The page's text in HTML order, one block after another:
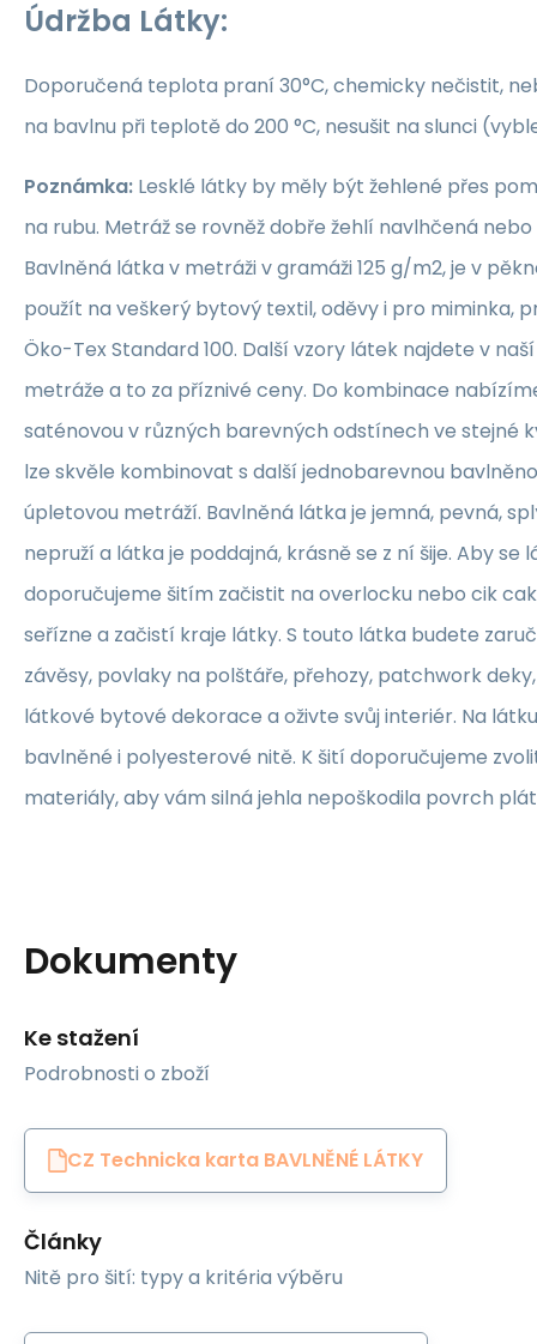
Údržba Látky:
Doporučená teplota praní 30°C, chemicky nečistit,
na bavlnu při teplotě do 200 °C, nesušit na slunci
Poznámka: Lesklé látky by měly být žehlené přes
na rubu. Metráž se rovněž dobře žehlí navlhčená
Bavlněná látka v metráži v gramáži 125 g/m2, je v
použít na veškerý bytový textil, oděvy i pro miminka,
Öko-Tex Standard 100. Další vzory látek najdete v
metráže a to za příznivé ceny. Do kombinace
saténovou v různých barevných odstínech ve stejné
lze skvěle kombinovat s další jednobarevnou
úpletovou metráží. Bavlněná látka je jemná, pevná,
nepruží a látka je poddajná, krásně se z ní šije. Aby se
doporučujeme šitím začistit na overlocku nebo cik
seřízne a začistí kraje látky. S touto látka budete
závěsy, povlaky na polštáře, přehozy, patchwork
látkové bytové dekorace a oživte svůj interiér. Na
bavlněné i polyesterové nitě. K šití doporučujeme
materiály, aby vám silná jehla nepoškodila povrch
Dokumenty
Ke stažení
Podrobnosti o zboží
CZ Technicka karta BAVLNĚNÉ LÁTKY
Články
Nitě pro šití: typy a kritéria výběru